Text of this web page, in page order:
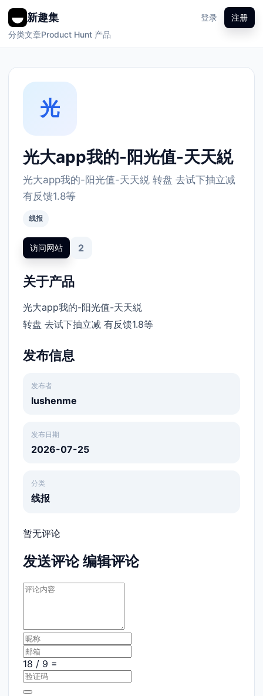
新趣集
分类文章Product Hunt 产品
登录 注册
光
光大app我的-阳光值-天天綐
光大app我的-阳光值-天天綐 转盘 去试下抽立减
有反馈1.8等 ​
线报
访问网站 2
关于产品
光大app我的-阳光值-天天綐
转盘 去试下抽立减 有反馈1.8等 ​
发布信息
发布者
lushenme
发布日期
2026-07-25
分类
线报
暂无评论
发送评论 编辑评论